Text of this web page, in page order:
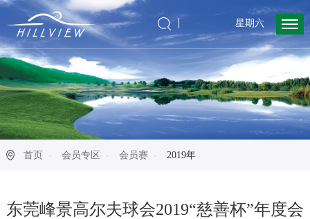
星期六
首页 会员专区 会员赛 2019年
东莞峰景高尔夫球会2019“慈善杯”年度会